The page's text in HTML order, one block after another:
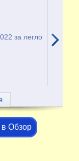
за легло
Обзор